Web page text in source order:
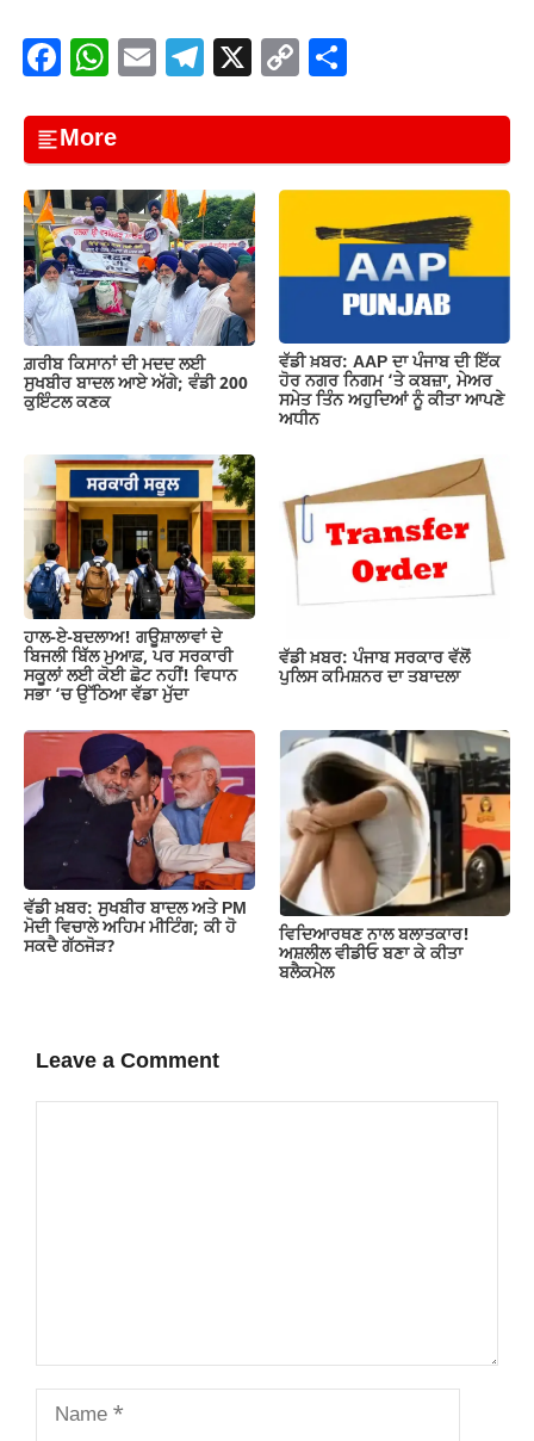
F
c
e
b
o
o
k
W
at
s
A
p
p
E T
gr
a
m
X C
y
n
k
e
More
ਗ਼ਰੀਬ ਕਿਸਾਨਾਂ ਦੀ ਮਦਦ ਲਈ
ਸੁਖਬੀਰ ਬਾਦਲ ਆਏ ਅੱਗੇ; ਵੰਡੀ 200
ਕੁਇੰਟਲ ਕਣਕ
ਵੱਡੀ ਖ਼ਬਰ: AAP ਦਾ ਪੰਜਾਬ ਦੀ ਇੱਕ
ਹੋਰ ਨਗਰ ਨਿਗਮ ‘ਤੇ ਕਬਜ਼ਾ, ਮੇਅਰ
ਸਮੇਤ ਤਿੰਨ ਅਹੁਦਿਆਂ ਨੂੰ ਕੀਤਾ ਆਪਣੇ
ਅਧੀਨ
ਹਾਲ-ਏ-ਬਦਲਾਅ! ਗਊਸ਼ਾਲਾਵਾਂ ਦੇ
ਬਿਜਲੀ ਬਿੱਲ ਮੁਆਫ਼, ਪਰ ਸਰਕਾਰੀ
ਸਕੂਲਾਂ ਲਈ ਕੋਈ ਛੋਟ ਨਹੀਂ! ਵਿਧਾਨ
ਸਭਾ ‘ਚ ਉੱਠਿਆ ਵੱਡਾ ਮੁੱਦਾ
ਵੱਡੀ ਖ਼ਬਰ: ਪੰਜਾਬ ਸਰਕਾਰ ਵੱਲੋਂ
ਪੁਲਿਸ ਕਮਿਸ਼ਨਰ ਦਾ ਤਬਾਦਲਾ
ਵੱਡੀ ਖ਼ਬਰ: ਸੁਖਬੀਰ ਬਾਦਲ ਅਤੇ PM
ਮੋਦੀ ਵਿਚਾਲੇ ਅਹਿਮ ਮੀਟਿੰਗ; ਕੀ ਹੋ
ਸਕਦੈ ਗੱਠਜੋੜ?
ਵਿਦਿਆਰਥਣ ਨਾਲ ਬਲਾਤਕਾਰ!
ਅਸ਼ਲੀਲ ਵੀਡੀਓ ਬਣਾ ਕੇ ਕੀਤਾ
ਬਲੈਕਮੇਲ
Leave a Comment
Name